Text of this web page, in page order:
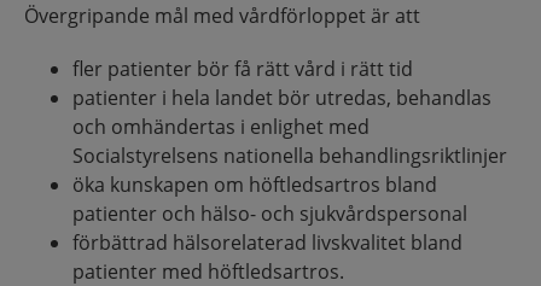
Övergripande mål med vårdförloppet är att
fler patienter bör få rätt vård i rätt tid
patienter i hela landet bör utredas, behandlas
och omhändertas i enlighet med
Socialstyrelsens nationella behandlingsriktlinjer
öka kunskapen om höftledsartros bland
patienter och hälso- och sjukvårdspersonal
förbättrad hälsorelaterad livskvalitet bland
patienter med höftledsartros.